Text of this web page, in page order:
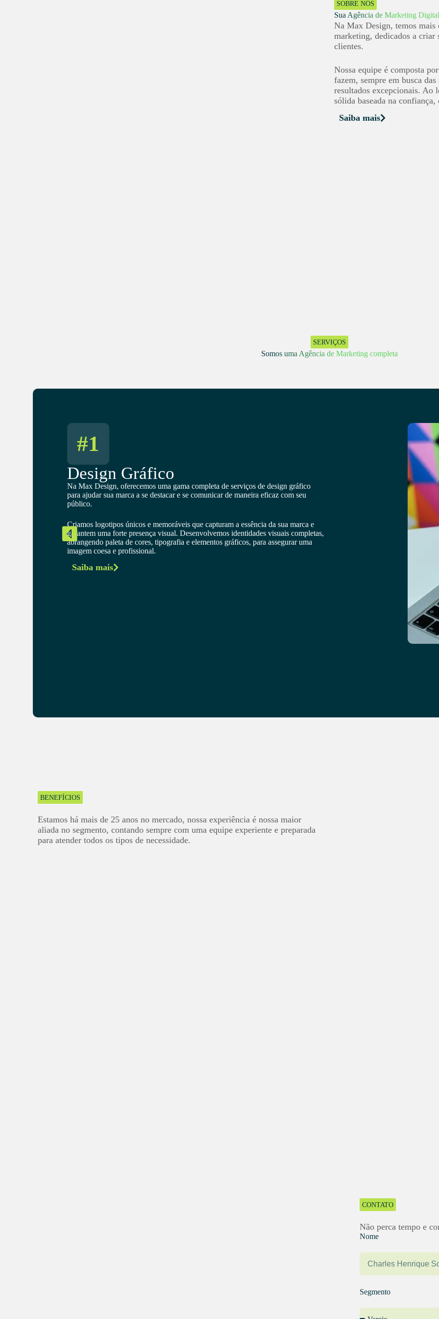
SOBRE NÓS
Sua Agência de Marketing Digital
Na Max Design, temos mais
marketing, dedicados a criar
clientes.
Nossa equipe é composta
fazem, sempre em busca
resultados excepcionais. Ao
sólida baseada na
Saiba mais
SERVIÇOS
Somos uma Agência de Marketing completa
#1
Design Gráfico
Na Max Design, oferecemos uma gama completa de serviços de design gráfico
para ajudar sua marca a se destacar e se comunicar de maneira eficaz com seu
público.
Criamos logotipos únicos e memoráveis que capturam a essência da sua marca e
garantem uma forte presença visual. Desenvolvemos identidades visuais completas,
abrangendo paleta de cores, tipografia e elementos gráficos, para assegurar uma
imagem coesa e profissional.
Saiba mais
BENEFÍCIOS
Estamos há mais de 25 anos no mercado, nossa experiência é nossa maior
aliada no segmento, contando sempre com uma equipe experiente e preparada
para atender todos os tipos de necessidade.
CONTATO
Não perca tempo e
Nome
Segmento